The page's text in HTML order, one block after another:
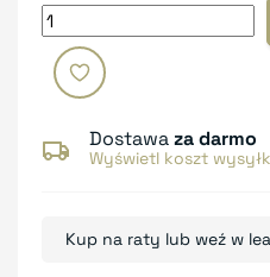
Dostawaza darmo
Wyświetl koszt
Kup na raty lub weź w